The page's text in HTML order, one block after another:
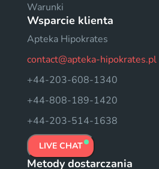
Warunki
Wsparcie klienta
Apteka Hipokrates
contact@apteka-hipokrates.pl
+44-203-608-1340
+44-808-189-1420
+44-203-514-1638
LIVE CHAT
Metody dostarczania